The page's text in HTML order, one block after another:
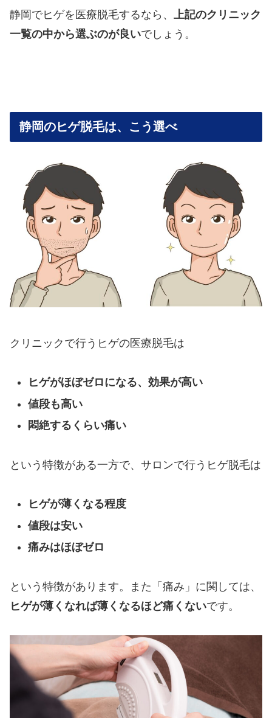
静岡でヒゲを医療脱毛するなら、 上記のクリニック
一覧の中から選ぶのが良いでしょう。
静岡のヒゲ脱毛は、こう選べ
クリニックで行うヒゲの医療脱毛は
ヒゲがほぼゼロになる、効果が高い
値段も高い
悶絶するくらい痛い
という特徴がある一方で、サロンで行うヒゲ脱毛は
ヒゲが薄くなる程度
値段は安い
痛みはほぼゼロ
という特徴があります。また「痛み」に関しては、
ヒゲが薄くなれば薄くなるほど痛くないです。